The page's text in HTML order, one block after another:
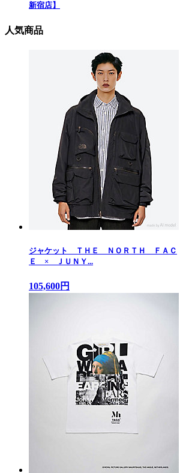
新宿店】
人気商品
ジャケット ＴＨＥ ＮＯＲＴＨ ＦＡＣ
Ｅ × ＪＵＮＹ...
105,600円